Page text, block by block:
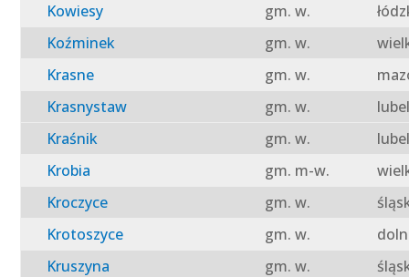
Kowiesy
gm. w.
Koźminek
gm. w.
Krasne
gm. w.
Krasnystaw
gm. w.
Kraśnik
gm. w.
Krobia
gm. m-w.
Kroczyce
gm. w.
Krotoszyce
gm. w.
Kruszyna
gm. w.